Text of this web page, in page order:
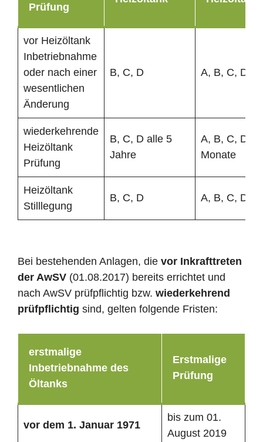
Prüfung
vor Heizöltank
Inbetriebnahme
oder nach einer
wesentlichen
Änderung
B, C, D A, B, C, D
wiederkehrende
Heizöltank
Prüfung
B, C, D alle 5
Jahre
A, B, C, D
Monate
Heizöltank
Stilllegung
B, C, D A, B, C, D
Bei bestehenden Anlagen, die vor Inkrafttreten
der AwSV (01.08.2017) bereits errichtet und
nach AwSV prüfpflichtig bzw. wiederkehrend
prüfpflichtig sind, gelten folgende Fristen:
erstmalige
Inbetriebnahme des
Öltanks
Erstmalige
Prüfung
vor dem 1. Januar 1971
bis zum 01.
August 2019